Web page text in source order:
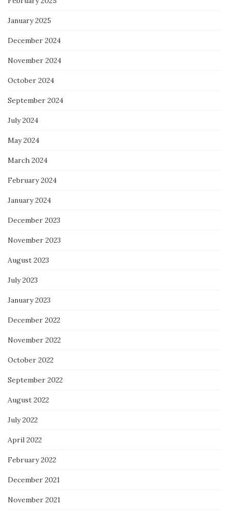
January 2025
December 2024
November 2024
October 2024
September 2024
July 2024
May 2024
March 2024
February 2024
January 2024
December 2023
November 2023
August 2023
July 2023
January 2023
December 2022
November 2022
October 2022
September 2022
August 2022
July 2022
April 2022
February 2022
December 2021
November 2021